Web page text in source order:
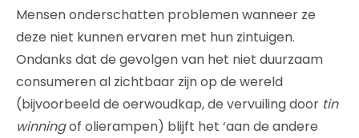
Mensen onderschatten problemen wanneer ze
deze niet kunnen ervaren met hun zintuigen.
Ondanks dat de gevolgen van het niet duurzaam
consumeren al zichtbaar zijn op de wereld
(bijvoorbeeld de oerwoudkap, de vervuiling door tin
winningof olierampen) blijft het ‘aan de andere